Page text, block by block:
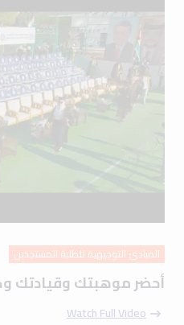
المبادئ التوجيهية للطلبة المستجدين
أحضر موهبتك وقيادتك
Watch Full Video